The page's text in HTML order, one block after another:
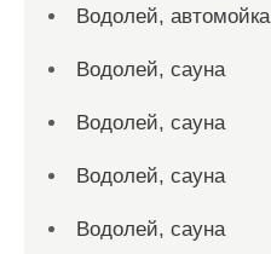
Водолей, автомойка
Водолей, сауна
Водолей, сауна
Водолей, сауна
Водолей, сауна